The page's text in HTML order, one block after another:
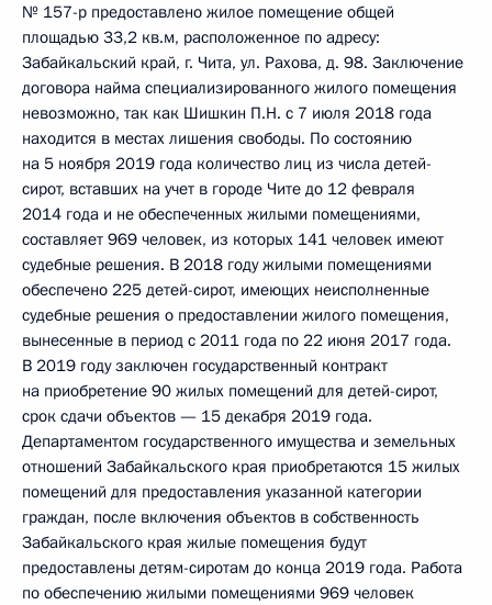
№ 157-р предоставлено жилое помещение общей
площадью 33,2 кв.м, расположенное по адресу:
Забайкальский край, г. Чита, ул. Рахова, д. 98. Заключение
договора найма специализированного жилого помещения
невозможно, так как Шишкин П.Н. с 7 июля 2018 года
находится в местах лишения свободы. По состоянию
на 5 ноября 2019 года количество лиц из числа детей-
сирот, вставших на учет в городе Чите до 12 февраля
2014 года и не обеспеченных жилыми помещениями,
составляет 969 человек, из которых 141 человек имеют
судебные решения. В 2018 году жилыми помещениями
обеспечено 225 детей-сирот, имеющих неисполненные
судебные решения о предоставлении жилого помещения,
вынесенные в период с 2011 года по 22 июня 2017 года.
В 2019 году заключен государственный контракт
на приобретение 90 жилых помещений для детей-сирот,
срок сдачи объектов — 15 декабря 2019 года.
Департаментом государственного имущества и земельных
отношений Забайкальского края приобретаются 15 жилых
помещений для предоставления указанной категории
граждан, после включения объектов в собственность
Забайкальского края жилые помещения будут
предоставлены детям-сиротам до конца 2019 года. Работа
по обеспечению жилыми помещениями 969 человек